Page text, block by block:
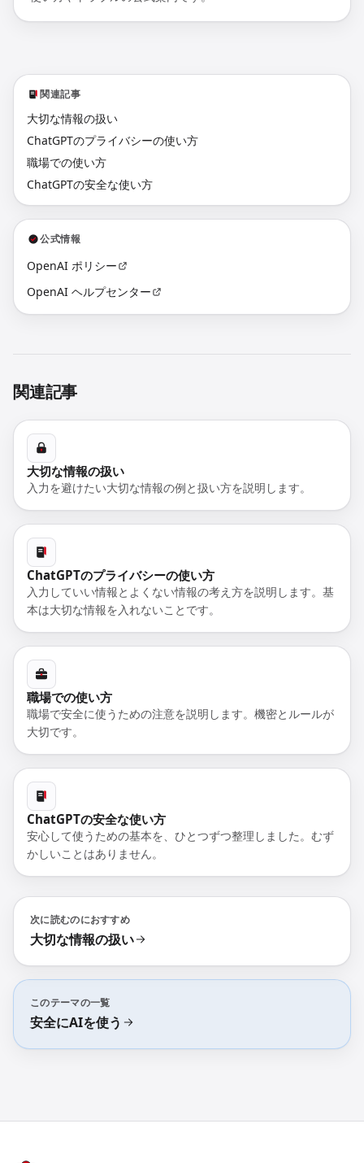
関連記事
大切な情報の扱い
ChatGPTのプライバシーの使い方
職場での使い方
ChatGPTの安全な使い方
公式情報
OpenAI ポリシー
OpenAI ヘルプセンター
関連記事
大切な情報の扱い
入力を避けたい大切な情報の例と扱い方を説明します。
ChatGPTのプライバシーの使い方
入力していい情報とよくない情報の考え方を説明します。基
本は大切な情報を入れないことです。
職場での使い方
職場で安全に使うための注意を説明します。機密とルールが
大切です。
ChatGPTの安全な使い方
安心して使うための基本を、ひとつずつ整理しました。むず
かしいことはありません。
次に読むのにおすすめ
大切な情報の扱い
このテーマの一覧
安全にAIを使う